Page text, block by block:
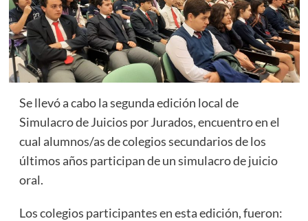
Se llevó a cabo la segunda edición local de
Simulacro de Juicios por Jurados, encuentro en el
cual alumnos/as de colegios secundarios de los
últimos años participan de un simulacro de juicio
oral.
Los colegios participantes en esta edición, fueron: